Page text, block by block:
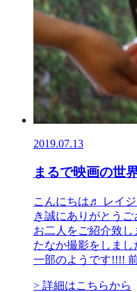
2019.07.13
まるで映画の世
こんにちは♬ レイ
き誠にありがとう
お二人をご紹介致
たなか撮影をしま
一部のようです!!!!
> 詳細はこちらから